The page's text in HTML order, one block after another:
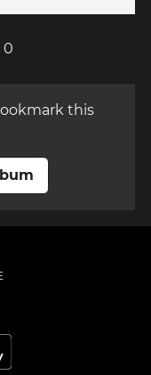
0
this